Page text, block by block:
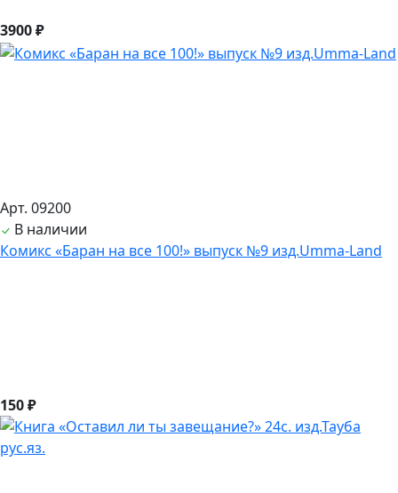
3900 ₽
Арт. 09200
В наличии
Комикс «Баран на все 100!» выпуск №9 изд.Umma-Land
150 ₽